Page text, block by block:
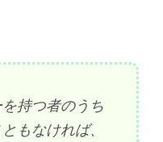
持つ者のうち
もなければ、